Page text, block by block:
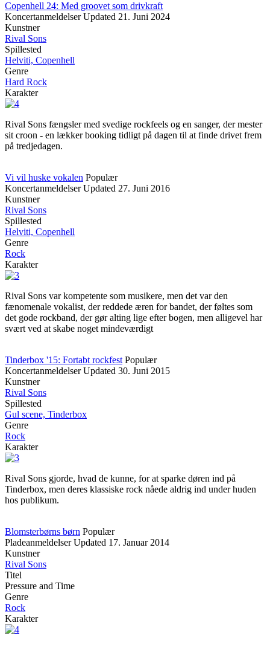
Copenhell 24: Med groovet som drivkraft
Koncertanmeldelser Updated 21. Juni 2024
Kunstner
Rival Sons
Spillested
Helviti, Copenhell
Genre
Hard Rock
Karakter
Rival Sons fængsler med svedige rockfeels og en sanger, der mester
sit croon - en lækker booking tidligt på dagen til at finde drivet frem
på tredjedagen.
Vi vil huske vokalen Populær
Koncertanmeldelser Updated 27. Juni 2016
Kunstner
Rival Sons
Spillested
Helviti, Copenhell
Genre
Rock
Karakter
Rival Sons var kompetente som musikere, men det var den
fænomenale vokalist, der reddede æren for bandet, der føltes som
det gode rockband, der gør alting lige efter bogen, men alligevel har
svært ved at skabe noget mindeværdigt
Tinderbox '15: Fortabt rockfest Populær
Koncertanmeldelser Updated 30. Juni 2015
Kunstner
Rival Sons
Spillested
Gul scene, Tinderbox
Genre
Rock
Karakter
Rival Sons gjorde, hvad de kunne, for at sparke døren ind på
Tinderbox, men deres klassiske rock nåede aldrig ind under huden
hos publikum.
Blomsterbørns børn Populær
Pladeanmeldelser Updated 17. Januar 2014
Kunstner
Rival Sons
Titel
Pressure and Time
Genre
Rock
Karakter